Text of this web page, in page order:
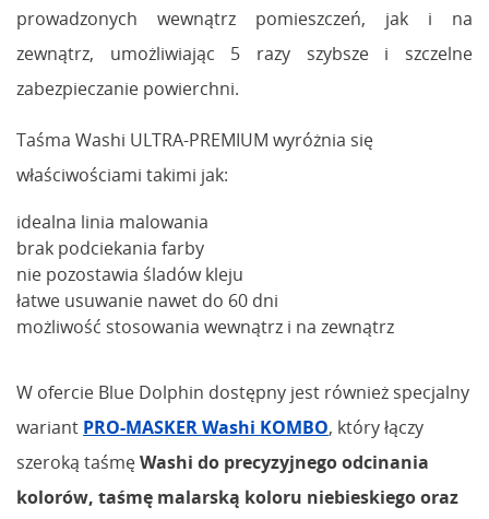
prowadzonych wewnątrz pomieszczeń, jak i na
zewnątrz, umożliwiając 5 razy szybsze i szczelne
zabezpieczanie powierchni.
Taśma Washi ULTRA-PREMIUM wyróżnia się
właściwościami takimi jak:
idealna linia malowania
brak podciekania farby
nie pozostawia śladów kleju
łatwe usuwanie nawet do 60 dni
możliwość stosowania wewnątrz i na zewnątrz
W ofercie Blue Dolphin dostępny jest również specjalny
wariant PRO-MASKER Washi KOMBO, który łączy
szeroką taśmęWashi do precyzyjnego odcinania
kolorów, taśmę malarską koloru niebieskiego oraz